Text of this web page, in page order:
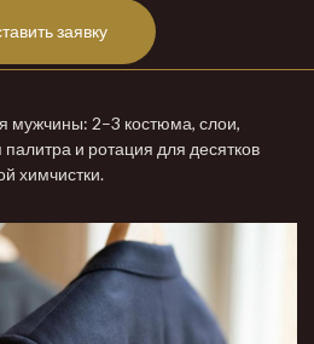
заявку
мужчины: 2–3 костюма, слои,
и ротация для десятков
химчистки.